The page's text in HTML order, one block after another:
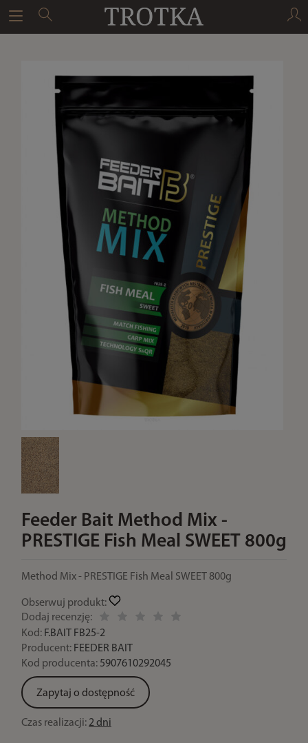
Feeder Bait Method Mix -
PRESTIGE Fish Meal SWEET 800g
Method Mix - PRESTIGE Fish Meal SWEET 800g
Obserwuj produkt:
Dodaj recenzję:
Kod: F.BAIT FB25-2
Producent: FEEDER BAIT
Kod producenta: 5907610292045
Zapytaj o dostępność
Czas realizacji:2 dni